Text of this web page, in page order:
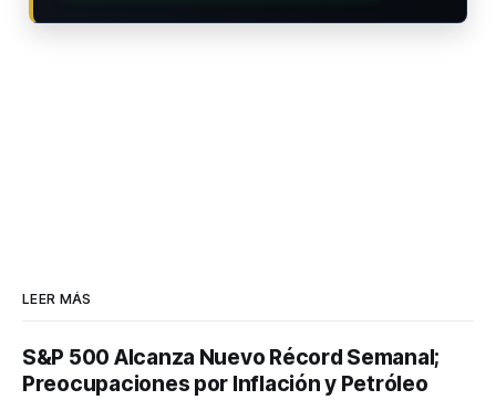
LEER MÁS
S&P 500 Alcanza Nuevo Récord Semanal;
Preocupaciones por Inflación y Petróleo